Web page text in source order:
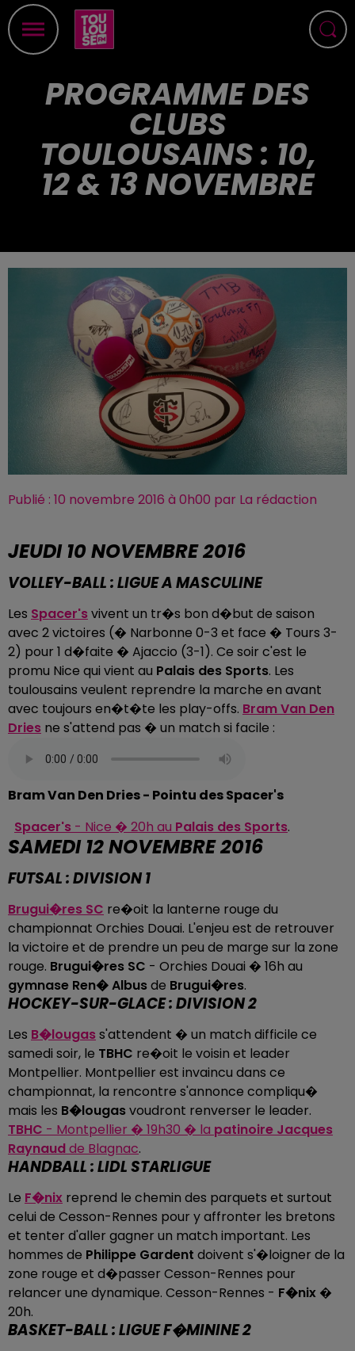
PROGRAMME DES
CLUBS
TOULOUSAINS : 10,
12 & 13 NOVEMBRE
Publié : 10 novembre 2016 à 0h00 par La rédaction
JEUDI 10 NOVEMBRE 2016
VOLLEY-BALL : LIGUE A MASCULINE
Les Spacer'svivent un tr�s bon d�but de saison
avec 2 victoires (� Narbonne 0-3 et face � Tours 3-
2) pour 1 d�faite � Ajaccio (3-1). Ce soir c'est le
promu Nice qui vient au Palais des Sports. Les
toulousains veulent reprendre la marche en avant
avec toujours en�t�te les play-offs. Bram Van Den
Dries ne s'attend pas � un match si facile :
Bram Van Den Dries - Pointu des Spacer's
Spacer's - Nice � 20h au Palais des Sports.
SAMEDI 12 NOVEMBRE 2016
FUTSAL : DIVISION 1
Brugui�res SC re�oit la lanterne rouge du
championnat Orchies Douai. L'enjeu est de retrouver
la victoire et de prendre un peu de marge sur la zone
rouge. Brugui�res SC - Orchies Douai � 16h au
gymnase Ren� Albusde Brugui�res.
HOCKEY-SUR-GLACE : DIVISION 2
Les B�lougass'attendent � un match difficile ce
samedi soir, le TBHC re�oit le voisin et leader
Montpellier. Montpellier est invaincu dans ce
championnat, la rencontre s'annonce compliqu�
mais les B�lougasvoudront renverser le leader.
TBHC - Montpellier � 19h30 � la patinoire Jacques
Raynaudde Blagnac.
HANDBALL : LIDL STARLIGUE
Le F�nix reprend le chemin des parquets et surtout
celui de Cesson-Rennes pour y affronter les bretons
et tenter d'aller gagner un match important. Les
hommes de Philippe Gardent doivent s'�loigner de la
zone rouge et d�passer Cesson-Rennes pour
relancer une dynamique. Cesson-Rennes - F�nix �
20h.
BASKET-BALL : LIGUE F�MININE 2